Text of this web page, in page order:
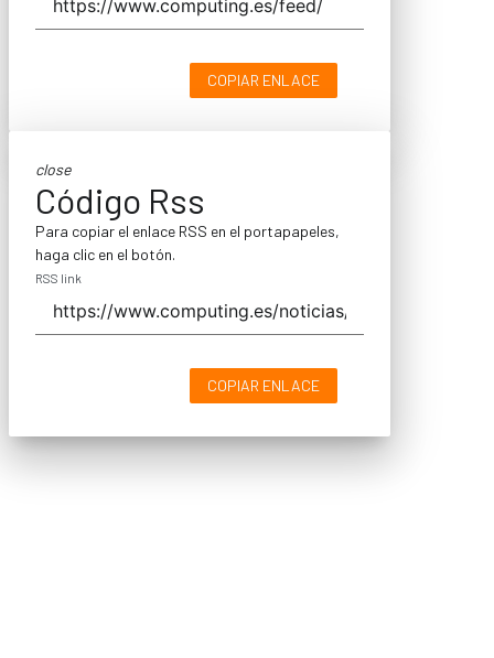
COPIAR ENLACE
close
Código Rss
Para copiar el enlace RSS en el portapapeles,
haga clic en el botón.
RSS link
COPIAR ENLACE